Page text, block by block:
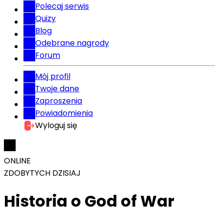
Polecaj serwis
Quizy
Blog
Odebrane nagrody
Forum
Mój profil
Twoje dane
Zaproszenia
Powiadomienia
Wyloguj się
ONLINE
ZDOBYTYCH DZISIAJ
Historia o God of War